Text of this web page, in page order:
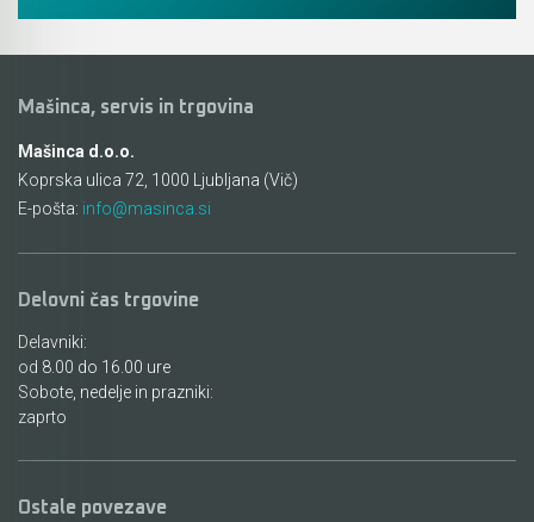
Mašinca, servis in trgovina
Mašinca d.o.o.
Koprska ulica 72, 1000 Ljubljana (Vič)
E-pošta: info@masinca.si
Delovni čas trgovine
Delavniki:
od 8.00 do 16.00 ure
Sobote, nedelje in prazniki:
zaprto
Ostale povezave